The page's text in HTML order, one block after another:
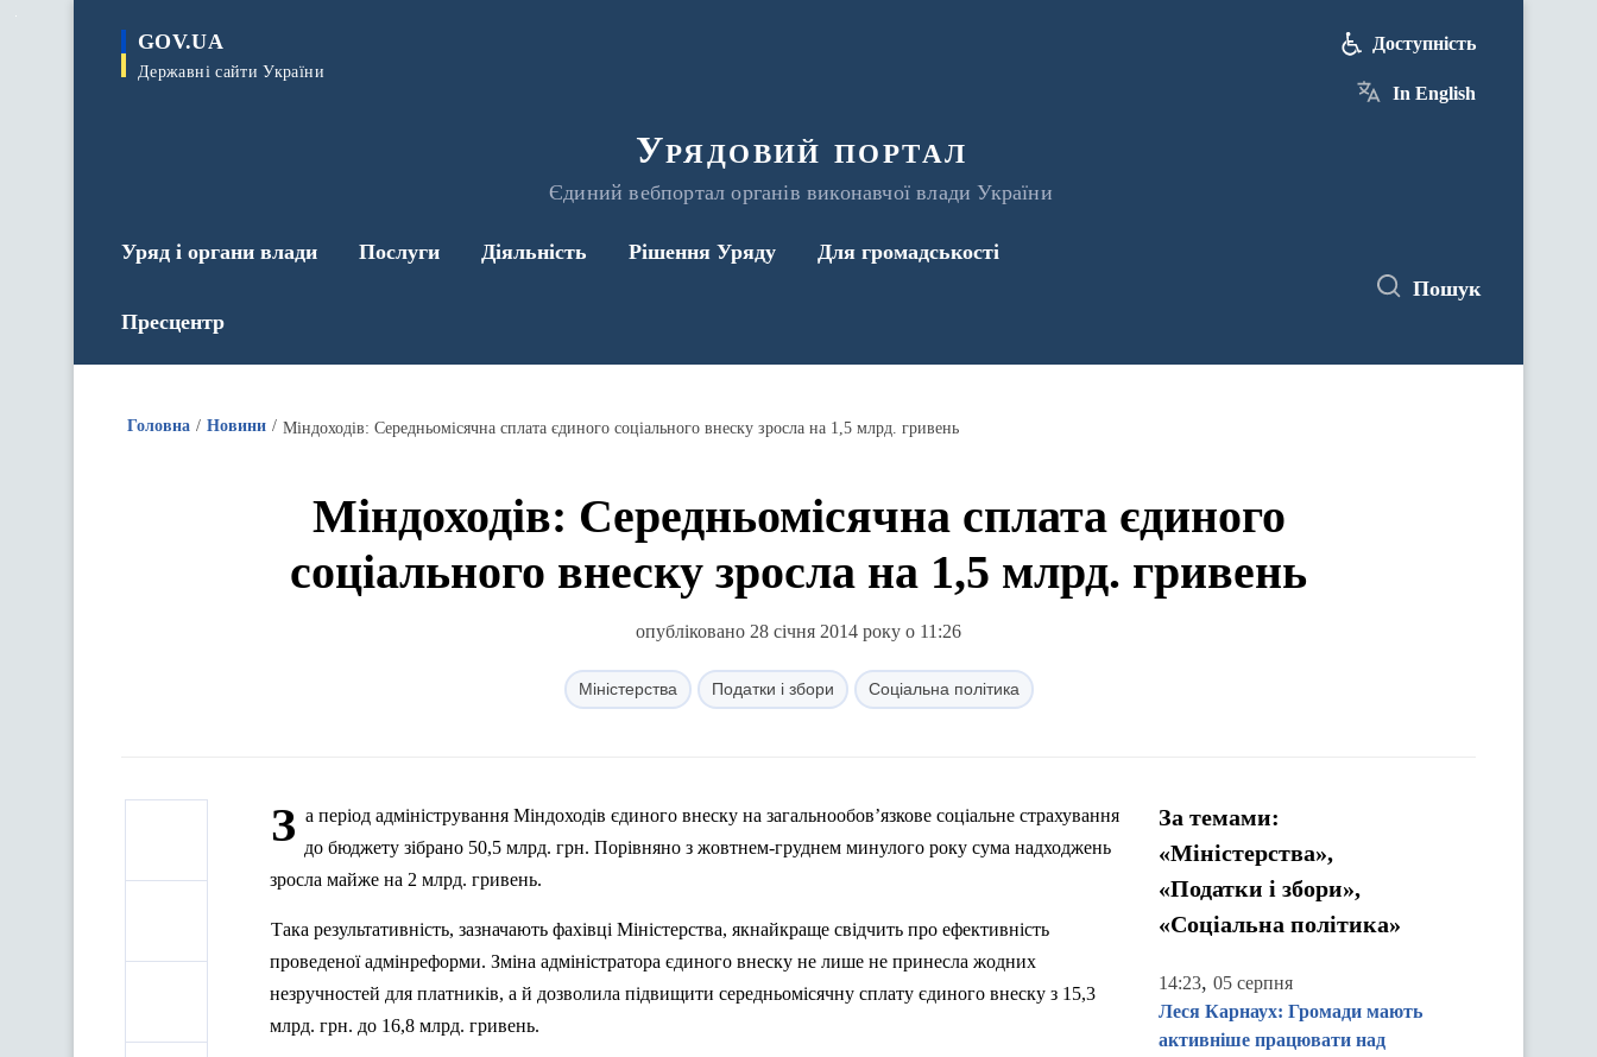
GOV.UA
Державні сайти України
Урядовий портал
Єдиний вебпортал органів виконавчої влади України
Доступність
In English
Уряд і органи влади Послуги Діяльність Рішення Уряду Для громадськості
Пресцентр
Пошук
Головна Новини Міндоходів: Середньомісячна сплата єдиного соціального внеску зросла на 1,5 млрд. гривень
Міндоходів: Середньомісячна сплата єдиного
соціального внеску зросла на 1,5 млрд. гривень
опубліковано 28 січня 2014 року о 11:26
Міністерства Податки і збори Соціальна політика
З а період адміністрування Міндоходів єдиного внеску на загальнообов’язкове соціальне страхування
до бюджету зібрано 50,5 млрд. грн. Порівняно з жовтнем-груднем минулого року сума надходжень
зросла майже на 2 млрд. гривень.
Така результативність, зазначають фахівці Міністерства, якнайкраще свідчить про ефективність
проведеної адмінреформи. Зміна адміністратора єдиного внеску не лише не принесла жодних
незручностей для платників, а й дозволила підвищити середньомісячну сплату єдиного внеску з 15,3
млрд. грн. до 16,8 млрд. гривень.
За темами:
«Міністерства»,
«Податки і збори»,
«Соціальна політика»
14:23, 05 серпня
Леся Карнаух: Громади мають
активніше працювати над